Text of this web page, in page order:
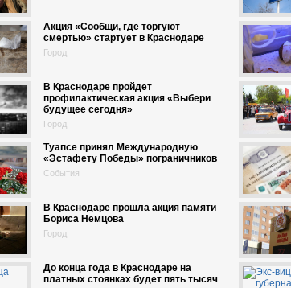
Акция «Сообщи, где торгуют
смертью» стартует в Краснодаре
Город
В Краснодаре пройдет
профилактическая акция «Выбери
будущее сегодня»
Город
Туапсе принял Международную
«Эстафету Победы» пограничников
События
В Краснодаре прошла акция памяти
Бориса Немцова
Город
До конца года в Краснодаре на
платных стоянках будет пять тысяч